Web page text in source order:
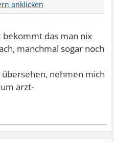
nicht mehr und mache
meiste Zeit um
bekommt das man nix
manchmal sogar noch
nehmen mich
arzt-